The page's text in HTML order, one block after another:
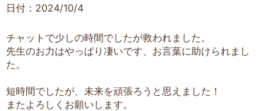
日付：2024/10/4
チャットで少しの時間でしたが救われました。
先生のお力はやっぱり凄いです、お言葉に助けられまし
た。
短時間でしたが、未来を頑張ろうと思えました！
またよろしくお願いします。